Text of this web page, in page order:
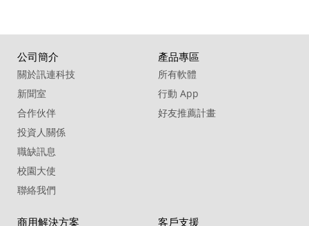
公司簡介
關於訊連科技
新聞室
合作伙伴
投資人關係
職缺訊息
校園大使
聯絡我們
產品專區
所有軟體
行動 App
好友推薦計畫
商用解決方案 客戶支援